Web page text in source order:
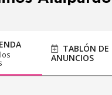
TABLÓN DE
ANUNCIOS